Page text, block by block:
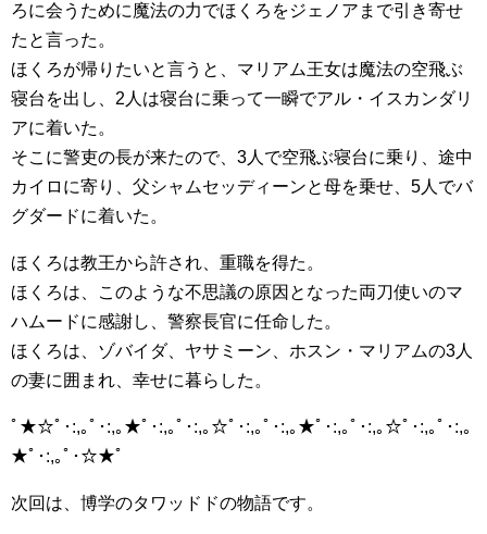
ろに会うために魔法の力でほくろをジェノアまで引き寄せ
たと言った。
ほくろが帰りたいと言うと、マリアム王女は魔法の空飛ぶ
寝台を出し、2人は寝台に乗って一瞬でアル・イスカンダリ
アに着いた。
そこに警吏の長が来たので、3人で空飛ぶ寝台に乗り、途中
カイロに寄り、父シャムセッディーンと母を乗せ、5人でバ
グダードに着いた。
ほくろは教王から許され、重職を得た。
ほくろは、このような不思議の原因となった両刀使いのマ
ハムードに感謝し、警察長官に任命した。
ほくろは、ゾバイダ、ヤサミーン、ホスン・マリアムの3人
の妻に囲まれ、幸せに暮らした。
ﾟ★☆ﾟ･:,｡ﾟ･:,｡★ﾟ･:,｡ﾟ･:,｡☆ﾟ･:,｡ﾟ･:,｡★ﾟ･:,｡ﾟ･:,｡☆ﾟ･:,｡ﾟ･:,｡
★ﾟ･:,｡ﾟ･☆★ﾟ
次回は、博学のタワッドドの物語です。